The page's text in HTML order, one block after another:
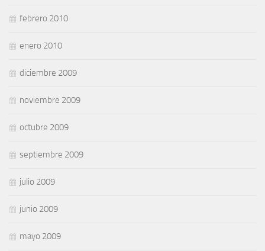
febrero 2010
enero 2010
diciembre 2009
noviembre 2009
octubre 2009
septiembre 2009
julio 2009
junio 2009
mayo 2009